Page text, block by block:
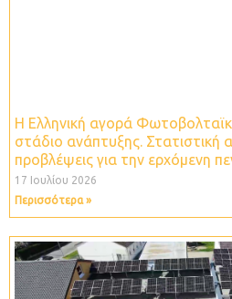
Η Ελληνική αγορά
στάδιο ανάπτυξης. Στατιστική
προβλέψεις για την ερχόμενη
17 Ιουλίου 2026
Περισσότερα »